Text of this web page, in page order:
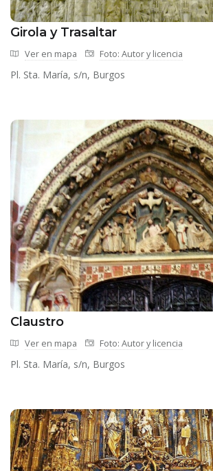
Girola y Trasaltar
Ver en mapa Foto: Autor y licencia
Pl. Sta. María, s/n, Burgos
Claustro
Ver en mapa Foto: Autor y licencia
Pl. Sta. María, s/n, Burgos